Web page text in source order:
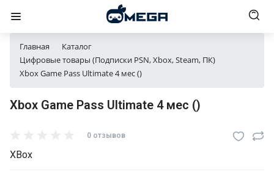
Главная
Каталог
Цифровые товары (Подписки PSN, Xbox, Steam, ПК)
Xbox Game Pass Ultimate 4 мес ()
Xbox Game Pass Ultimate 4 мес ()
0 отзывов
XBox